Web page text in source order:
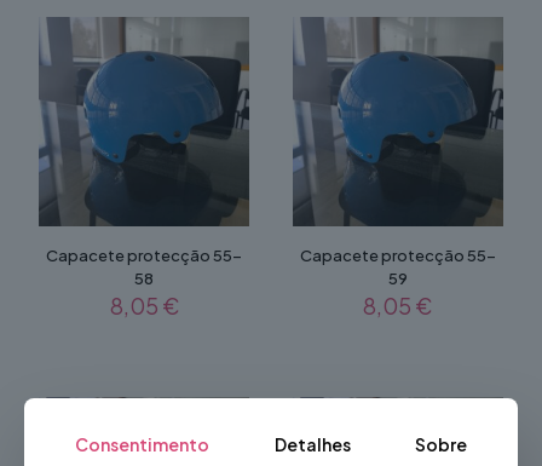
Capacete protecção 55-
58
8,05 €
Capacete protecção 55-
59
8,05 €
Consentimento Detalhes Sobre